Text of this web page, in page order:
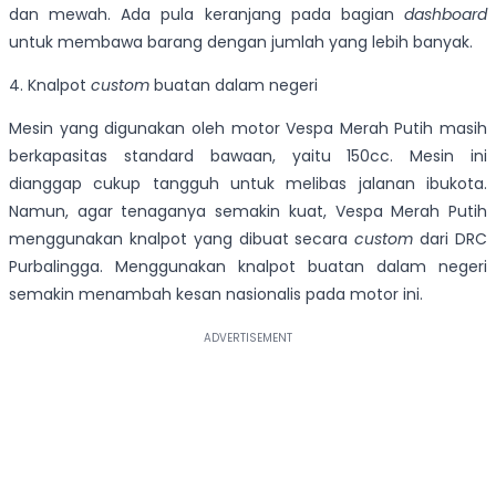
dan mewah. Ada pula keranjang pada bagian dashboard
untuk membawa barang dengan jumlah yang lebih banyak.
4. Knalpot custom buatan dalam negeri
Mesin yang digunakan oleh motor Vespa Merah Putih masih
berkapasitas standard bawaan, yaitu 150cc. Mesin ini
dianggap cukup tangguh untuk melibas jalanan ibukota.
Namun, agar tenaganya semakin kuat, Vespa Merah Putih
menggunakan knalpot yang dibuat secaracustom dari DRC
Purbalingga. Menggunakan knalpot buatan dalam negeri
semakin menambah kesan nasionalis pada motor ini.